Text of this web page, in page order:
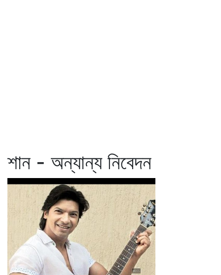
শান - অন্যান্য নিবেদন